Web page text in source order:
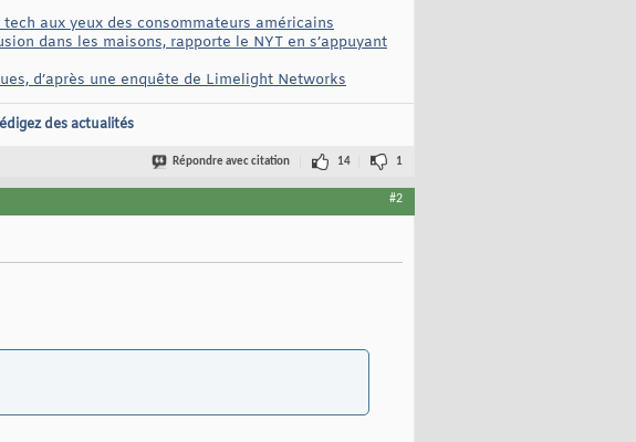
aux yeux des consommateurs américains
dans les maisons, rapporte le NYT en s’appuyant
d’après une enquête de Limelight Networks
des actualités
Répondre avec citation 14 1
#2